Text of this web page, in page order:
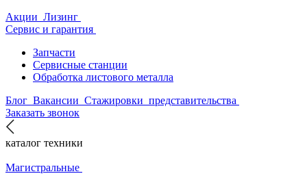
Акции Лизинг
Сервис и гарантия
Запчасти
Сервисные станции
Обработка листового металла
Блог Вакансии Стажировки представительства
Заказать звонок
каталог техники
Магистральные